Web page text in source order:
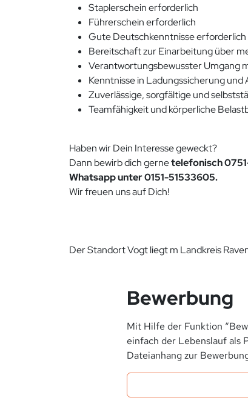
Staplerschein erforderlich
Führerschein erforderlich
Gute Deutschkenntnisse erforderlich
Bereitschaft zur Einarbeitung über
Verantwortungsbewusster Umgang
Kenntnisse in Ladungssicherung
Zuverlässige, sorgfältige und
Teamfähigkeit und körperliche
Haben wir Dein Interesse geweckt?
Dann bewirb dich gernetelefonisch
Whatsapp unter 0151-51533605.
Wir freuen uns auf Dich!
Der Standort Vogt liegt m Landkreis
Bewerbung
Mit Hilfe der Funktion
einfach der Lebenslauf als
Dateianhang zur